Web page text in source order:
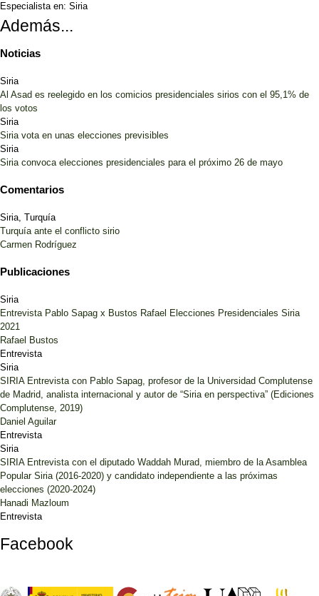
Especialista en: Siria
Además...
Noticias
Siria
Al Asad es reelegido en los comicios presidenciales sirios con el 95,1% de
los votos
Siria
Siria vota en unas elecciones previsibles
Siria
Siria convoca elecciones presidenciales para el próximo 26 de mayo
Comentarios
Siria, Turquía
Turquía ante el conflicto sirio
Carmen Rodríguez
Publicaciones
Siria
Entrevista Pablo Sapag x Bustos Rafael Elecciones Presidenciales Siria
2021
Rafael Bustos
Entrevista
Siria
SIRIA Entrevista con Pablo Sapag, profesor de la Universidad Complutense
de Madrid, analista internacional y autor de “Siria en perspectiva” (Ediciones
Complutense, 2019)
Daniel Aguilar
Entrevista
Siria
SIRIA Entrevista con el diputado Waddah Murad, miembro de la Asamblea
Popular Siria (2016-2020) y candidato independiente a las próximas
elecciones (2020-2024)
Hanadi Mazloum
Entrevista
Facebook